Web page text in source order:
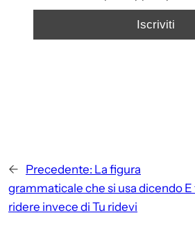
← Precedente: La figura
grammaticale che si usa dicendo E
ridere invece di Tu ridevi